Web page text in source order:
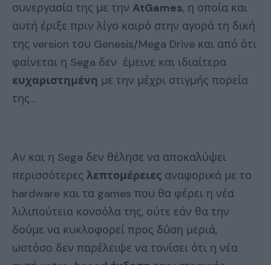
συνεργασία της με την AtGames, η οποία και
αυτή έριξε πριν λίγο καιρό στην αγορά τη δική
της version του Genesis/Mega Drive και από ότι
φαίνεται η Sega δεν έμεινε και ιδιαίτερα
ευχαριστημένη με την μέχρι στιγμής πορεία
της…
Αν και η Sega δεν θέλησε να αποκαλύψει
περισσότερες λεπτομέρειες αναφορικά με το
hardware και τα games που θα φέρει η νέα
λιλιπούτεια κονσόλα της, ούτε εάν θα την
δούμε να κυκλοφορεί προς δύση μεριά,
ωστόσο δεν παρέλειψε να τονίσει ότι η νέα